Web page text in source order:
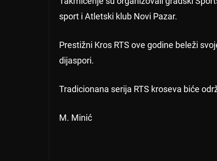
sport i Atletski klub Novi Pazar.
Prestižni Kros RTS ove godine beleži
dijaspori.
Tradicionana serija RTS kroseva biće
M. Minić